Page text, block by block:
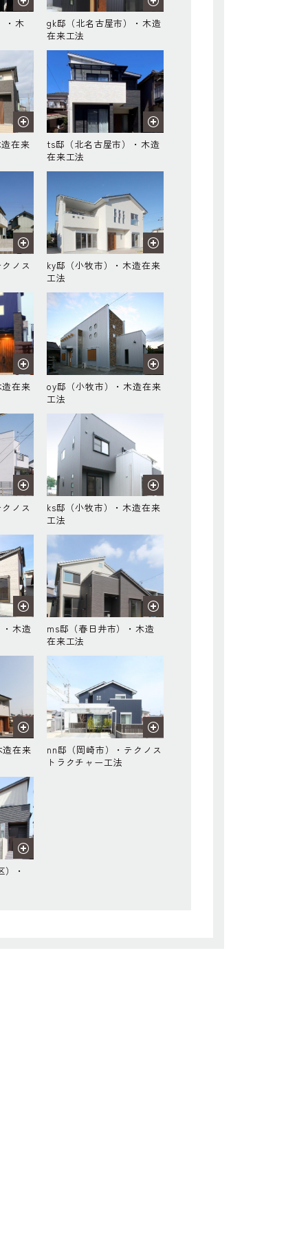
・木
gk邸（北名古屋市）・木造
在来工法
在来
ts邸（北名古屋市）・木造
在来工法
ノス
ky邸（小牧市）・木造在来
工法
在来
oy邸（小牧市）・木造在来
工法
ノス
ks邸（小牧市）・木造在来
工法
・木造
ms邸（春日井市）・木造
在来工法
在来
nn邸（岡崎市）・テクノス
トラクチャー工法
・